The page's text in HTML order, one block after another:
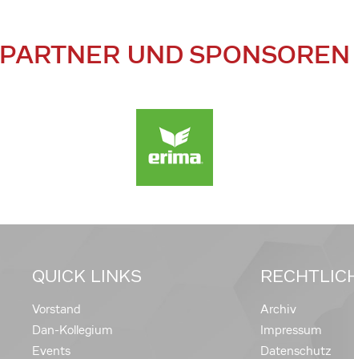
PARTNER UND SPONSOREN
QUICK LINKS
Vorstand
Dan-Kollegium
Events
Archiv
Impressum
Datenschutz